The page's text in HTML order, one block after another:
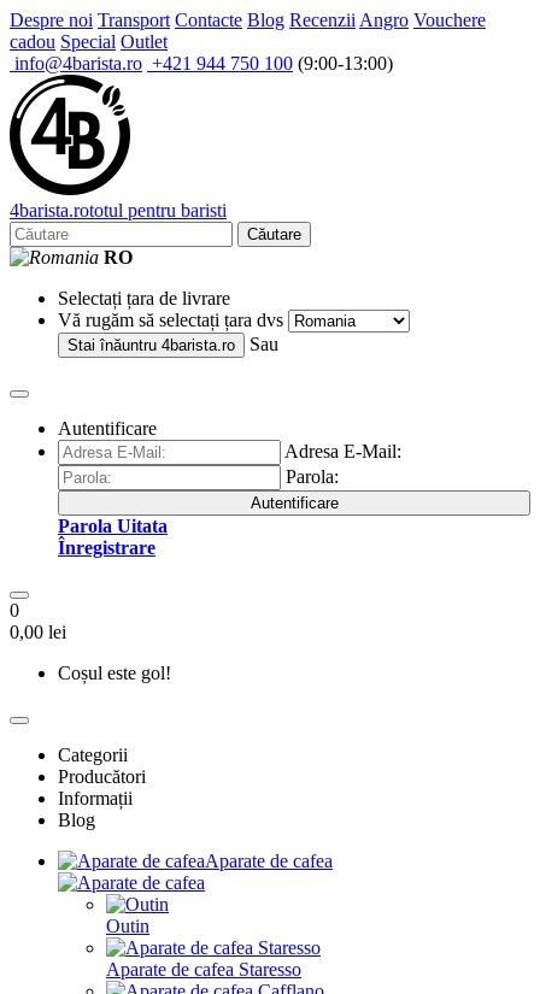
Despre noi Transport Contacte Blog Recenzii Angro Vouchere
cadou Special Outlet
info@4barista.ro +421 944 750 100 (9:00-13:00)
4barista.rototul pentru baristi
Căutare
RO
Selectați țara de livrare
Vă rugăm să selectați țara dvs
Stai înăuntru 4barista.ro Sau
Autentificare
Adresa E-Mail:
Parola:
Autentificare
Parola Uitata
Înregistrare
0
0,00 lei
Coșul este gol!
Categorii
Producători
Informații
Blog
Aparate de cafea
Outin
Aparate de cafea Staresso